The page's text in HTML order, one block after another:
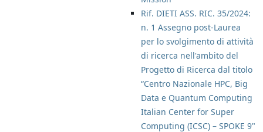
Rif. DIETI ASS. RIC. 35/2024:
n. 1 Assegno post-Laurea
per lo svolgimento di attività
di ricerca nell'ambito del
Progetto di Ricerca dal titolo
“Centro Nazionale HPC, Big
Data e Quantum Computing
Italian Center for Super
Computing (ICSC) – SPOKE 9"